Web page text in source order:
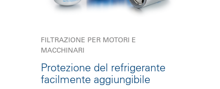
FILTRAZIONE PER MOTORI E
MACCHINARI
Protezione del refrigerante
facilmente aggiungibile